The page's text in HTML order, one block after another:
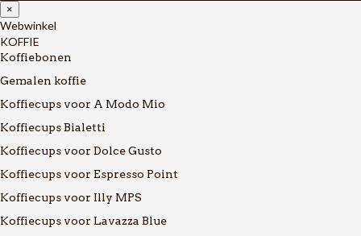
×
Webwinkel
KOFFIE
Koffiebonen
Gemalen koffie
Koffiecups voor A Modo Mio
Koffiecups Bialetti
Koffiecups voor Dolce Gusto
Koffiecups voor Espresso Point
Koffiecups voor Illy MPS
Koffiecups voor Lavazza Blue